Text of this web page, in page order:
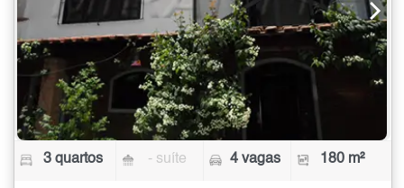
3 quartos - suíte 4 vagas 180 m²